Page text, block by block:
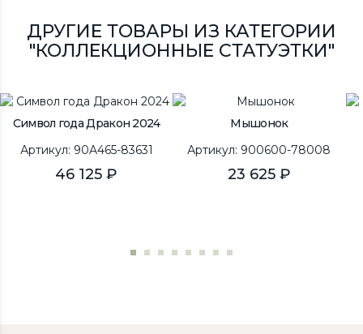
ДРУГИЕ ТОВАРЫ ИЗ КАТЕГОРИИ
"КОЛЛЕКЦИОННЫЕ СТАТУЭТКИ"
Символ года Дракон 2024
Артикул: 90A465-83631
46 125 ₽
Мышонок
Артикул: 900600-78008
23 625 ₽